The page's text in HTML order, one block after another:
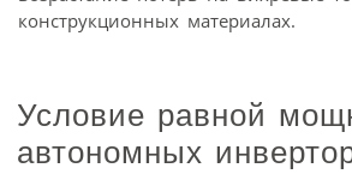
конструкционных материалах.
Условие равной
автономных